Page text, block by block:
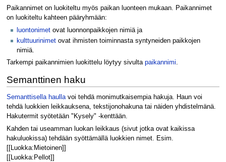
Paikannimet on luokiteltu myös paikan luonteen mukaan. Paikannimet
on luokiteltu kahteen pääryhmään:
luontonimet ovat luonnonpaikkojen nimiä ja
kulttuurinimet ovat ihmisten toiminnasta syntyneiden paikkojen
nimiä.
Tarkempi paikannimien luokittelu löytyy sivulta paikannimi
Semanttinen haku
Semanttisella haullavoi tehdä monimutkaisempia hakuja. Haun voi
tehdä luokkien leikkauksena, tekstijonohakuna tai näiden yhdistelmänä.
Hakutermit syötetään "Kysely" -kenttään.
Kahden tai useamman luokan leikkaus (sivut jotka ovat kaikissa
hakuluokissa) tehdään syöttämällä luokkien nimet. Esim.
[[Luokka:Mietoinen]]
[[Luokka:Pellot]]